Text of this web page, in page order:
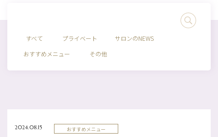
すべて プライベート
サロンのNEWS
おすすめメニュー
その他
2024.08.15 おすすめメニュー